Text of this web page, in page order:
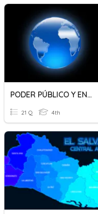
PODER PÚBLICO Y ENTIDADES TERRITORIALES DE COLOMBIA
21 Q 4th